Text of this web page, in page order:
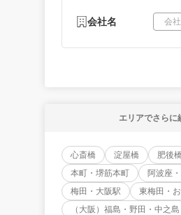
会社名 会
エリアでさらに
心斎橋 淀屋橋
肥後
本町・堺筋本町
阿波座
梅田・大阪駅
東梅田・
（大阪）福島・野田・中之島